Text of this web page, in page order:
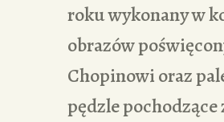
roku wykonany w
obrazów
Chopinowi oraz
pędzle pochodzące